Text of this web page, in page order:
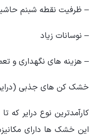
– ظرفیت نقطه شبنم
– نوسانات زیاد
– هزینه های نگهداری و
خشک کن های جذبی
این خشک ها دارای